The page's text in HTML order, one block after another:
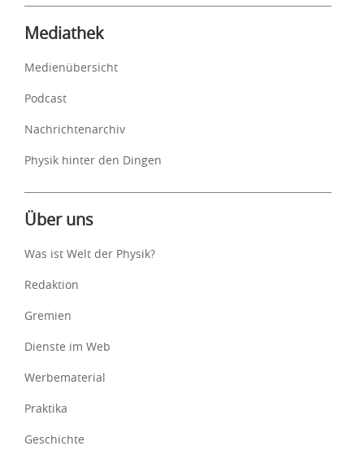
Mediathek
Medienübersicht
Podcast
Nachrichtenarchiv
Physik hinter den Dingen
Über uns
Was ist Welt der Physik?
Redaktion
Gremien
Dienste im Web
Werbematerial
Praktika
Geschichte